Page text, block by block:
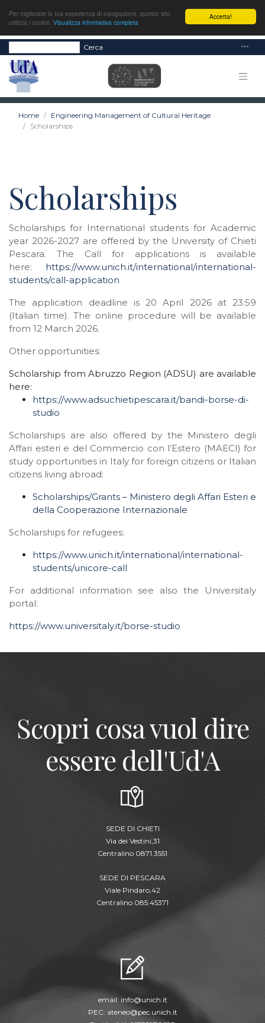
Accetta!
Per migliorare la tua esperienza di navigazione, questo sito
utilizza i cookie. Visualizza informativa completa
Cerca
Home
Engineering Management of Cultural Heritage
Scholarships
Scholarships
Scholarships for International students for Academic
year 2026-2027 are offered by the University of Chieti
Pescara. The Call for applications is available
here: https://www.unich.it/international/international-
students/call-application
The application deadline is 20 April 2026 at 23:59
(Italian time). The online procedure will be available
from 12 March 2026.
Other opportunities:
Scholarship from Abruzzo Region (ADSU) are available
here:
https://www.adsuchietipescara.it/bandi-borse-di-
studio
Scholarships are also offered by the Ministero degli
Affari esteri e del Commercio con l’Estero (MAECI) for
study opportunities in Italy for foreign citizens or Italian
citizens living abroad:
Scholarships/Grants – Ministero degli Affari Esteri e
della Cooperazione Internazionale
Scholarships for refugees:
https://www.unich.it/international/international-
students/unicore-call
For additional information see also the Universitaly
portal:
https://www.universitaly.it/borse-studio
Scopri cosa vuol dire
essere dell'Ud'A
SEDE DI CHIETI
Via dei Vestini,31
Centralino 0871.3551
SEDE DI PESCARA
Viale Pindaro,42
Centralino 085.45371
email:info@unich.it
PEC: ateneo@pec.unich.it